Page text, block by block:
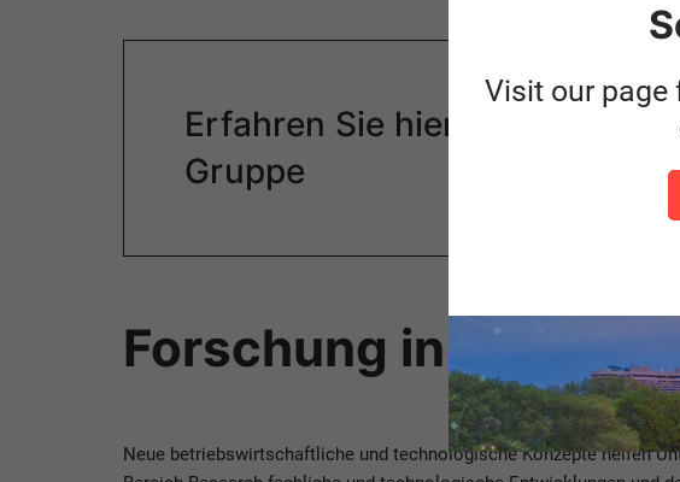
Erfahren Sie hier mehr über
Gruppe
Forschung in der
Neue betriebswirtschaftliche und technologische Konzepte helfen
Visit our page